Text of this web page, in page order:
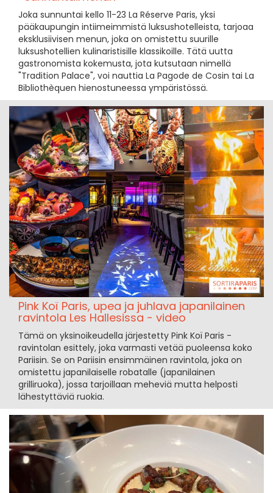
Joka sunnuntai kello 11-23 La Réserve Paris, yksi
pääkaupungin intiimeimmistä luksushotelleista, tarjoaa
eksklusiivisen menun, joka on omistettu suurille
luksushotellien kulinaristisille klassikoille. Tätä uutta
gastronomista kokemusta, jota kutsutaan nimellä
"Tradition Palace", voi nauttia La Pagode de Cosin tai La
Bibliothèquen hienostuneessa ympäristössä.
Pink Koï Paris, upea ja juhlava japanilainen
ravintola Les Hallesissa - video
Tämä on yksinoikeudella järjestetty Pink Koï Paris -
ravintolan esittely, joka varmasti vetää puoleensa koko
Pariisin. Se on Pariisin ensimmäinen ravintola, joka on
omistettu japanilaiselle robatalle (japanilainen
grilliruoka), jossa tarjoillaan meheviä mutta helposti
lähestyttäviä ruokia.